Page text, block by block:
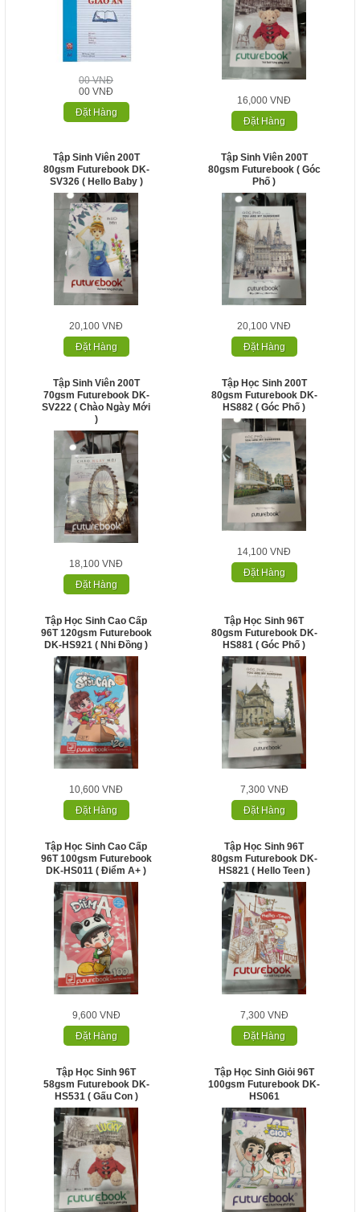
00 VNĐ
00 VNĐ
Đặt Hàng
16,000 VNĐ
Đặt Hàng
Tập Sinh Viên 200T
80gsm Futurebook DK-
SV326 ( Hello Baby )
20,100 VNĐ
Đặt Hàng
Tập Sinh Viên 200T
80gsm Futurebook ( Góc
Phố )
20,100 VNĐ
Đặt Hàng
Tập Sinh Viên 200T
70gsm Futurebook DK-
SV222 ( Chào Ngày Mới
)
18,100 VNĐ
Đặt Hàng
Tập Học Sinh 200T
80gsm Futurebook DK-
HS882 ( Góc Phố )
14,100 VNĐ
Đặt Hàng
Tập Học Sinh Cao Cấp
96T 120gsm Futurebook
DK-HS921 ( Nhi Đồng )
10,600 VNĐ
Đặt Hàng
Tập Học Sinh 96T
80gsm Futurebook DK-
HS881 ( Góc Phố )
7,300 VNĐ
Đặt Hàng
Tập Học Sinh Cao Cấp
96T 100gsm Futurebook
DK-HS011 ( Điểm A+ )
9,600 VNĐ
Đặt Hàng
Tập Học Sinh 96T
80gsm Futurebook DK-
HS821 ( Hello Teen )
7,300 VNĐ
Đặt Hàng
Tập Học Sinh 96T
58gsm Futurebook DK-
HS531 ( Gấu Con )
Tập Học Sinh Giỏi 96T
100gsm Futurebook DK-
HS061